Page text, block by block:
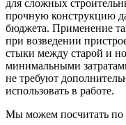
для сложных
прочную конструкцию
бюджета. Применение
при возведении
стыки между старой и
минимальными
не требуют
использовать в работе.
Мы можем посчитать по